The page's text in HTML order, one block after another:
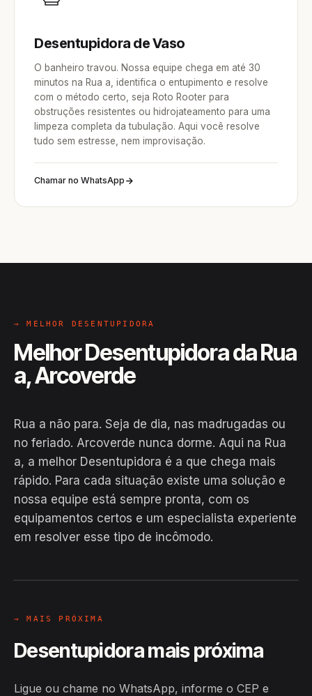
Desentupidora de Vaso
O banheiro travou. Nossa equipe chega em até 30
minutos na Rua a, identifica o entupimento e resolve
com o método certo, seja Roto Rooter para
obstruções resistentes ou hidrojateamento para uma
limpeza completa da tubulação. Aqui você resolve
tudo sem estresse, nem improvisação.
Chamar no WhatsApp
→ MELHOR DESENTUPIDORA
Melhor Desentupidora da Rua
a, Arcoverde
Rua a não para. Seja de dia, nas madrugadas ou
no feriado. Arcoverde nunca dorme. Aqui na Rua
a, a melhor Desentupidora é a que chega mais
rápido. Para cada situação existe uma solução e
nossa equipe está sempre pronta, com os
equipamentos certos e um especialista experiente
em resolver esse tipo de incômodo.
EM CAMPO
→ MAIS PRÓXIMA
Desentupidora mais próxima
Ligue ou chame no WhatsApp, informe o CEP e